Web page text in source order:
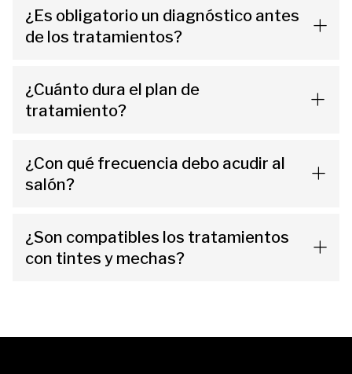
¿Es obligatorio un diagnóstico antes
de los tratamientos?
¿Cuánto dura el plan de
tratamiento?
¿Con qué frecuencia debo acudir al
salón?
¿Son compatibles los tratamientos
con tintes y mechas?